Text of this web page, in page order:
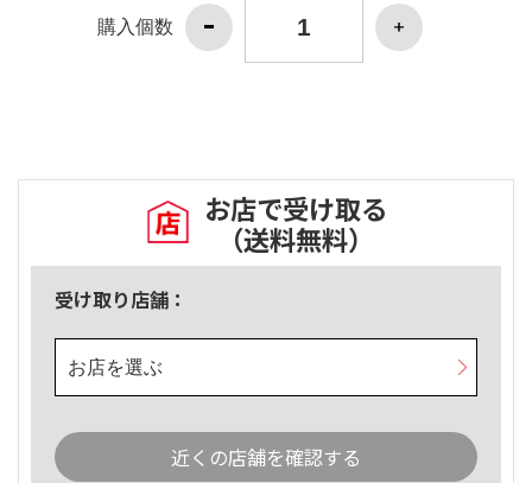
購入個数
お店で受け取る
（送料無料）
受け取り店舗：
お店を選ぶ
近くの店舗を確認する